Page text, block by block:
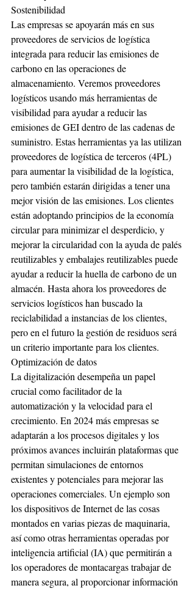
Sostenibilidad
Las empresas se apoyarán más en sus
proveedores de servicios de logística
integrada para reducir las emisiones de
carbono en las operaciones de
almacenamiento. Veremos proveedores
logísticos usando más herramientas de
visibilidad para ayudar a reducir las
emisiones de GEI dentro de las cadenas de
suministro. Estas herramientas ya las utilizan
proveedores de logística de terceros (4PL)
para aumentar la visibilidad de la logística,
pero también estarán dirigidas a tener una
mejor visión de las emisiones. Los clientes
están adoptando principios de la economía
circular para minimizar el desperdicio, y
mejorar la circularidad con la ayuda de palés
reutilizables y embalajes reutilizables puede
ayudar a reducir la huella de carbono de un
almacén. Hasta ahora los proveedores de
servicios logísticos han buscado la
reciclabilidad a instancias de los clientes,
pero en el futuro la gestión de residuos será
un criterio importante para los clientes.
Optimización de datos
La digitalización desempeña un papel
crucial como facilitador de la
automatización y la velocidad para el
crecimiento. En 2024 más empresas se
adaptarán a los procesos digitales y los
próximos avances incluirán plataformas que
permitan simulaciones de entornos
existentes y potenciales para mejorar las
operaciones comerciales. Un ejemplo son
los dispositivos de Internet de las cosas
montados en varias piezas de maquinaria,
así como otras herramientas operadas por
inteligencia artificial (IA) que permitirán a
los operadores de montacargas trabajar de
manera segura, al proporcionar información